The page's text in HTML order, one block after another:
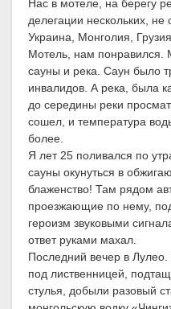
Нас в мотеле, на берегу
делегации нескольких,
Украина, Монголия,
Мотель, нам понравился.
сауны и река. Саун было
инвалидов. А река, была
до середины реки
сошел, и температура
более.
Я лет 25 поливался по
сауны окунуться в
блаженство! Там рядом
проезжающие по нему,
героизм звуковыми
ответ руками махал.
Последний вечер в
под лиственницей,
стулья, добыли разовый